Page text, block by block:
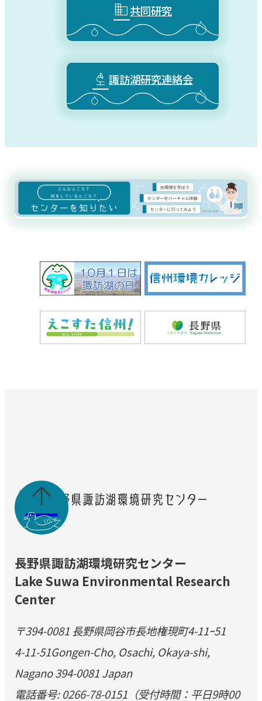
共同研究
 諏訪湖研究連絡会

長野県諏訪湖環境研究センター
Lake Suwa Environmental Research
Center
〒394-0081 長野県岡谷市長地権現町4-11ｰ51
4-11-51Gongen-Cho, Osachi, Okaya-shi,
Nagano 394-0081 Japan
電話番号: 0266-78-0151（受付時間：平日9時00